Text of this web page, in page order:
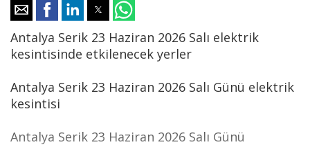
Antalya Serik 23 Haziran 2026 Salı elektrik
kesintisinde etkilenecek yerler
Antalya Serik 23 Haziran 2026 Salı Günü elektrik
kesintisi
Antalya Serik 23 Haziran 2026 Salı Günü